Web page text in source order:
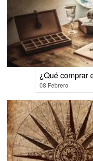
¿Qué comprar
08 Febrero